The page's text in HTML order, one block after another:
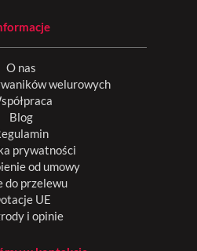
O nas
welurowych
Blog
prywatności
od umowy
do przelewu
UE
i opinie